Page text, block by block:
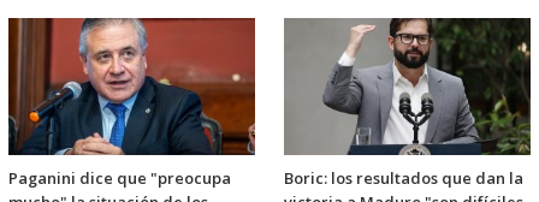
Paganini dice que "preocupa
Boric: los resultados que dan la